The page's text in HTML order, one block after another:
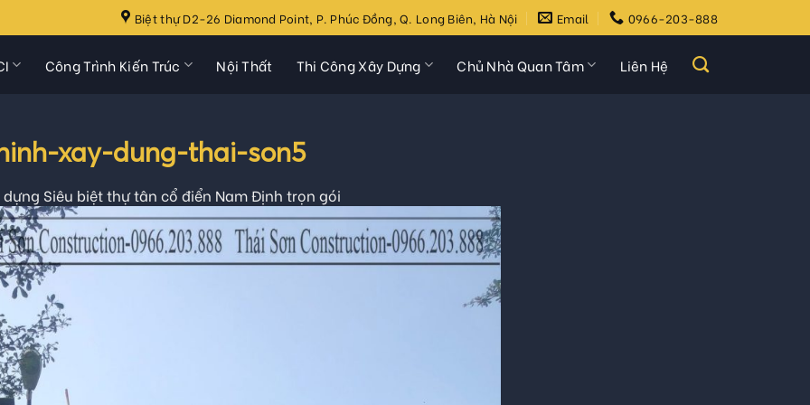
Biệt thự D2-26 Diamond Point, P. Phúc Đồng, Q. Long Biên, Hà Nội Email 0966-203-888
Công Trình Kiến Trúc Nội Thất Thi Công Xây Dựng Chủ Nhà Quan Tâm Liên Hệ
xay-dung-thai-son5
Siêu biệt thự tân cổ điển Nam Định trọn gói